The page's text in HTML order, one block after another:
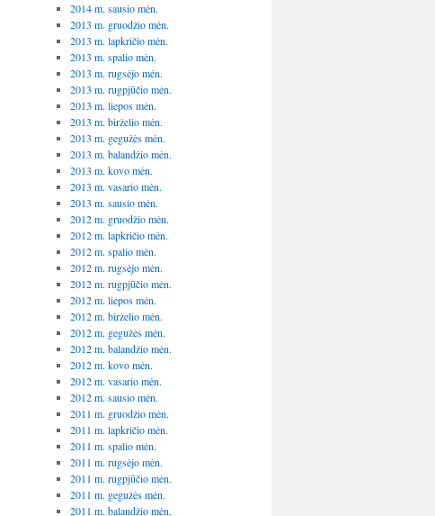
2014 m. sausio mėn.
2013 m. gruodžio mėn.
2013 m. lapkričio mėn.
2013 m. spalio mėn.
2013 m. rugsėjo mėn.
2013 m. rugpjūčio mėn.
2013 m. liepos mėn.
2013 m. birželio mėn.
2013 m. gegužės mėn.
2013 m. balandžio mėn.
2013 m. kovo mėn.
2013 m. vasario mėn.
2013 m. sausio mėn.
2012 m. gruodžio mėn.
2012 m. lapkričio mėn.
2012 m. spalio mėn.
2012 m. rugsėjo mėn.
2012 m. rugpjūčio mėn.
2012 m. liepos mėn.
2012 m. birželio mėn.
2012 m. gegužės mėn.
2012 m. balandžio mėn.
2012 m. kovo mėn.
2012 m. vasario mėn.
2012 m. sausio mėn.
2011 m. gruodžio mėn.
2011 m. lapkričio mėn.
2011 m. spalio mėn.
2011 m. rugsėjo mėn.
2011 m. rugpjūčio mėn.
2011 m. gegužės mėn.
2011 m. balandžio mėn.